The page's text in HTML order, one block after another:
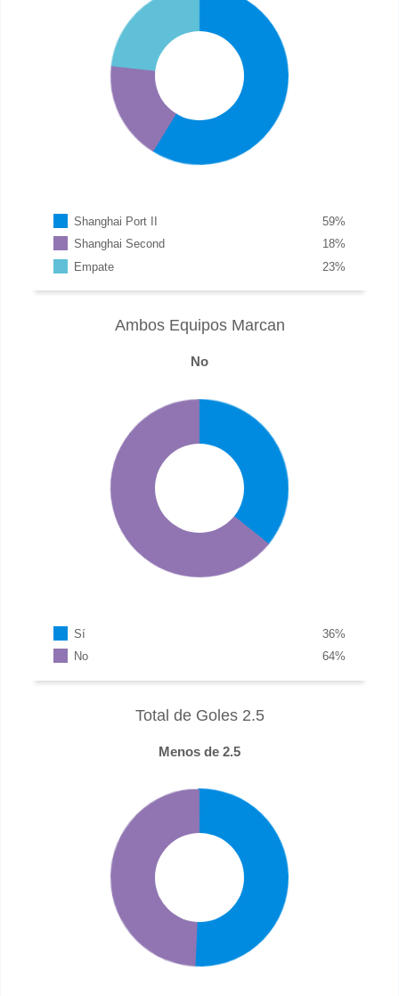
Shanghai Port II %
59
Shanghai Second
%
18
Empate
%
23
Ambos Equipos Marcan
No
Sí %
36
No
%
64
Total de Goles 2.5
Menos de 2.5